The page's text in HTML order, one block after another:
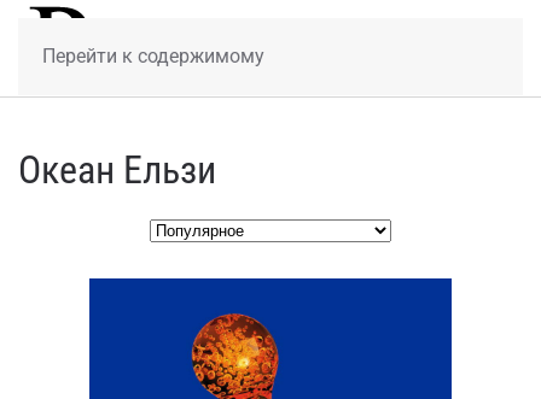
Перейти к содержимому
Океан Ельзи